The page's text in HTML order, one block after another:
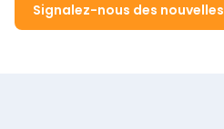
Signalez-nous des nouvelles